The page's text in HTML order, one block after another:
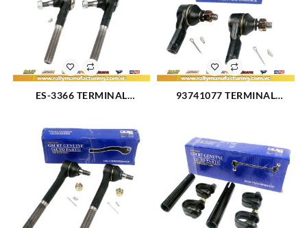
ES-3366 TERMINAL
93741077 TERMINAL